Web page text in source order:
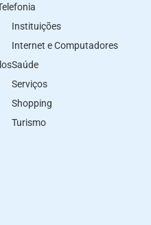
Instituições
Internet e Computadores
Saúde
Serviços
Shopping
Turismo